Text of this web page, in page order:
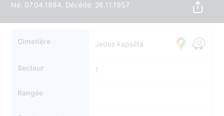
Né: 07.04.1884, Décédé: 26.11.1957
Cimetière Jedes kapsēta
Secteur 1
Rangée